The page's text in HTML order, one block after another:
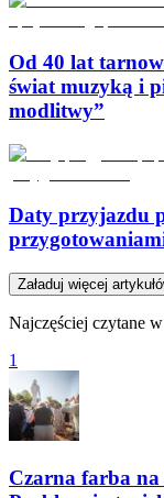
Od 40 lat
świat muzyką i
modlitwy”
Daty przyjazdu
Załaduj więcej
Najczęściej czytane
1
Czarna farba